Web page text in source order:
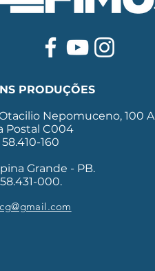
PRODUÇÕES
Nepomuceno, 100 A
Postal C004
58.410-160
Grande - PB.
000.